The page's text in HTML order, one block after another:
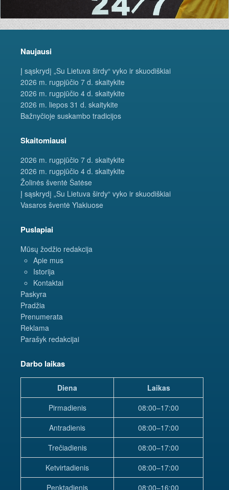
Naujausi
Į sąskrydį „Su Lietuva širdy“ vyko ir skuodiškiai
2026 m. rugpjūčio 7 d. skaitykite
2026 m. rugpjūčio 4 d. skaitykite
2026 m. liepos 31 d. skaitykite
Bažnyčioje suskambo tradicijos
Skaitomiausi
2026 m. rugpjūčio 7 d. skaitykite
2026 m. rugpjūčio 4 d. skaitykite
Žolinės šventė Šatėse
Į sąskrydį „Su Lietuva širdy“ vyko ir skuodiškiai
Vasaros šventė Ylakiuose
Puslapiai
Mūsų žodžio redakcija
Apie mus
Istorija
Kontaktai
Paskyra
Pradžia
Prenumerata
Reklama
Parašyk redakcijai
Darbo laikas
Diena
Laikas
Pirmadienis
08:00–17:00
Antradienis
08:00–17:00
Trečiadienis
08:00–17:00
Ketvirtadienis
08:00–17:00
Penktadienis
08:00–16:00